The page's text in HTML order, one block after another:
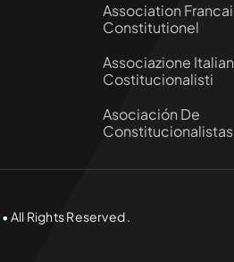
Association
Constitutionel
Associazione
Costitucionalisti
Asociación De
Constitucionalistas
• All Rights Reserved .